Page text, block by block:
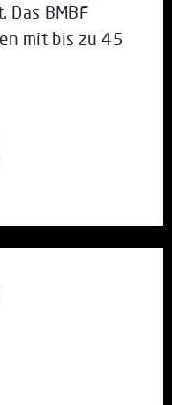
BMBF
mit bis zu 45